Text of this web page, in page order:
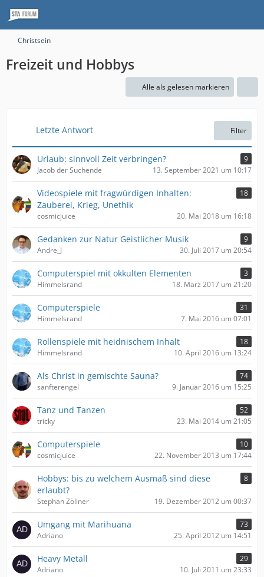
Christsein
Freizeit und Hobbys
Alle als gelesen markieren
Letzte Antwort Filter
Urlaub: sinnvoll Zeit verbringen?
9
Jacob der Suchende
13. September 2021 um 10:17
Videospiele mit fragwürdigen Inhalten:
Zauberei, Krieg, Unethik
18
cosmicjuice 20. Mai 2018 um 16:18
Gedanken zur Natur Geistlicher Musik
9
Andre_J
30. Juli 2017 um 20:54
Computerspiel mit okkulten Elementen
3
Himmelsrand
18. März 2017 um 21:20
Computerspiele
31
Himmelsrand
7. Mai 2016 um 07:01
Rollenspiele mit heidnischem Inhalt
18
Himmelsrand
10. April 2016 um 13:24
Als Christ in gemischte Sauna?
74
sanfterengel
9. Januar 2016 um 15:25
Tanz und Tanzen
52
tricky
23. Mai 2014 um 21:05
Computerspiele
10
cosmicjuice
22. November 2013 um 17:44
Hobbys: bis zu welchem Ausmaß sind diese
erlaubt?
8
Stephan Zöllner 19. Dezember 2012 um 00:37
Umgang mit Marihuana
73
Adriano
25. April 2012 um 14:51
Heavy Metall
29
Adriano
10. Juli 2011 um 23:33